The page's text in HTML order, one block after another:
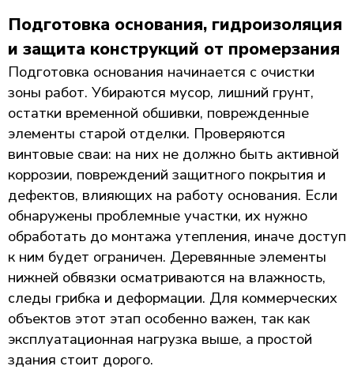
Подготовка основания, гидроизоляция
и защита конструкций от промерзания
Подготовка основания начинается с очистки
зоны работ. Убираются мусор, лишний грунт,
остатки временной обшивки, поврежденные
элементы старой отделки. Проверяются
винтовые сваи: на них не должно быть активной
коррозии, повреждений защитного покрытия и
дефектов, влияющих на работу основания. Если
обнаружены проблемные участки, их нужно
обработать до монтажа утепления, иначе доступ
к ним будет ограничен. Деревянные элементы
нижней обвязки осматриваются на влажность,
следы грибка и деформации. Для коммерческих
объектов этот этап особенно важен, так как
эксплуатационная нагрузка выше, а простой
здания стоит дорого.